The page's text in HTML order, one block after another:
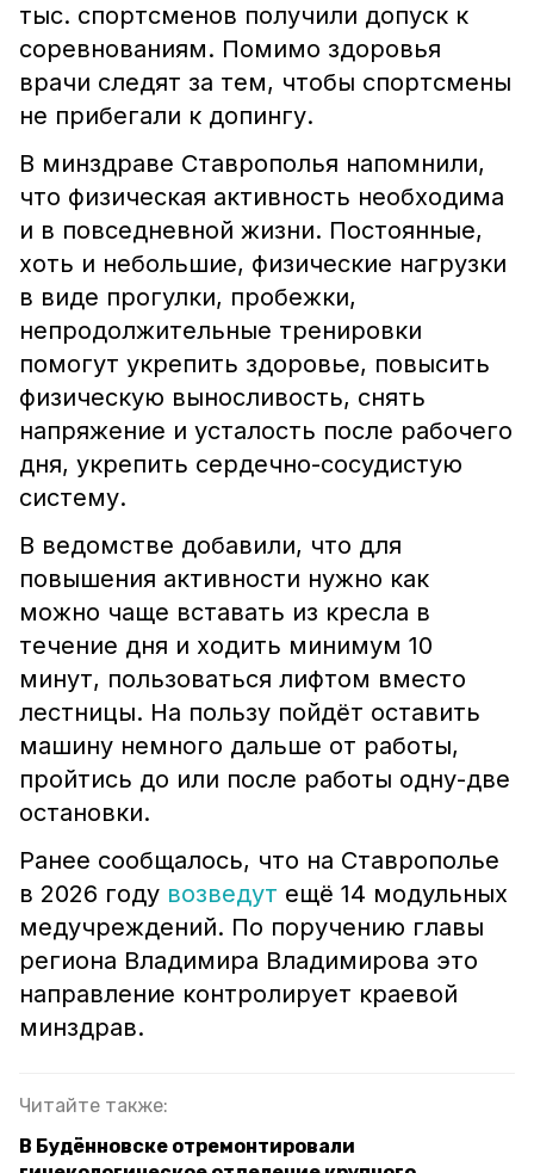
тыс. спортсменов получили допуск к
соревнованиям. Помимо здоровья
врачи следят за тем, чтобы спортсмены
не прибегали к допингу.
В минздраве Ставрополья напомнили,
что физическая активность необходима
и в повседневной жизни. Постоянные,
хоть и небольшие, физические нагрузки
в виде прогулки, пробежки,
непродолжительные тренировки
помогут укрепить здоровье, повысить
физическую выносливость, снять
напряжение и усталость после рабочего
дня, укрепить сердечно-сосудистую
систему.
В ведомстве добавили, что для
повышения активности нужно как
можно чаще вставать из кресла в
течение дня и ходить минимум 10
минут, пользоваться лифтом вместо
лестницы. На пользу пойдёт оставить
машину немного дальше от работы,
пройтись до или после работы одну-две
остановки.
Ранее сообщалось, что на Ставрополье
в 2026 году возведут ещё 14 модульных
медучреждений. По поручению главы
региона Владимира Владимирова это
направление контролирует краевой
минздрав.
Читайте также:
В Будённовске отремонтировали